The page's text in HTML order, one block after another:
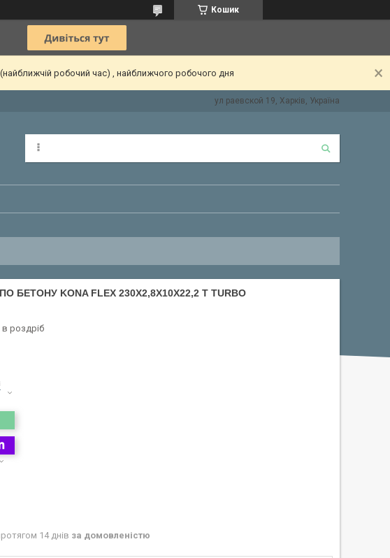
Кошик
робочий час) , найближчого робочого дня
ул раевской 19, Харків, Україна
KONA FLEX 230X2,8X10X22,2 T TURBO
роздріб
14 днів за домовленістю